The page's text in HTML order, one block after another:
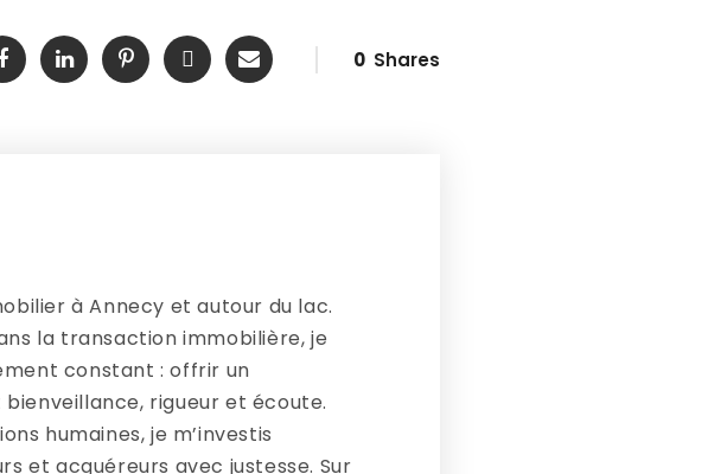
0 Shares
à Annecy et autour du lac.
la transaction immobilière, je
constant : offrir un
rigueur et écoute.
humaines, je m’investis
et acquéreurs avec justesse. Sur